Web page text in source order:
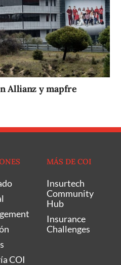
Allianz y mapfre
COI
MÁS DE COI
Insurtech
Community
Hub
Insurance
Challenges